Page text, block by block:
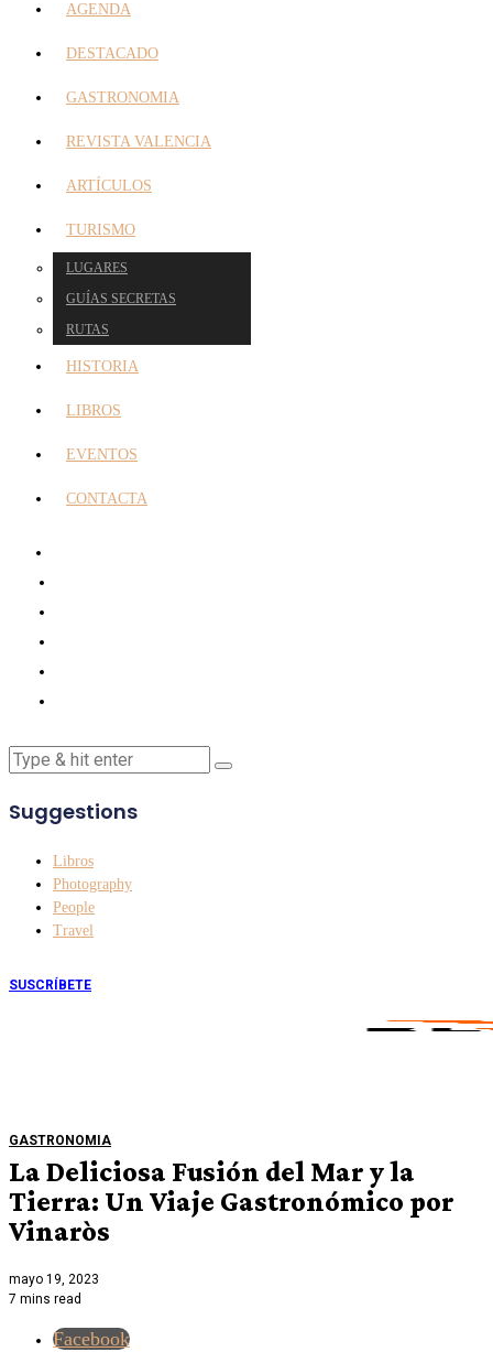
AGENDA
DESTACADO
GASTRONOMIA
REVISTA VALENCIA
ARTÍCULOS
TURISMO
LUGARES
GUÍAS SECRETAS
RUTAS
HISTORIA
LIBROS
EVENTOS
CONTACTA
Suggestions
Libros
Photography
People
Travel
SUSCRÍBETE
GASTRONOMIA
La Deliciosa Fusión del Mar y la
Tierra: Un Viaje Gastronómico por
Vinaròs
mayo 19, 2023
7 mins read
Facebook